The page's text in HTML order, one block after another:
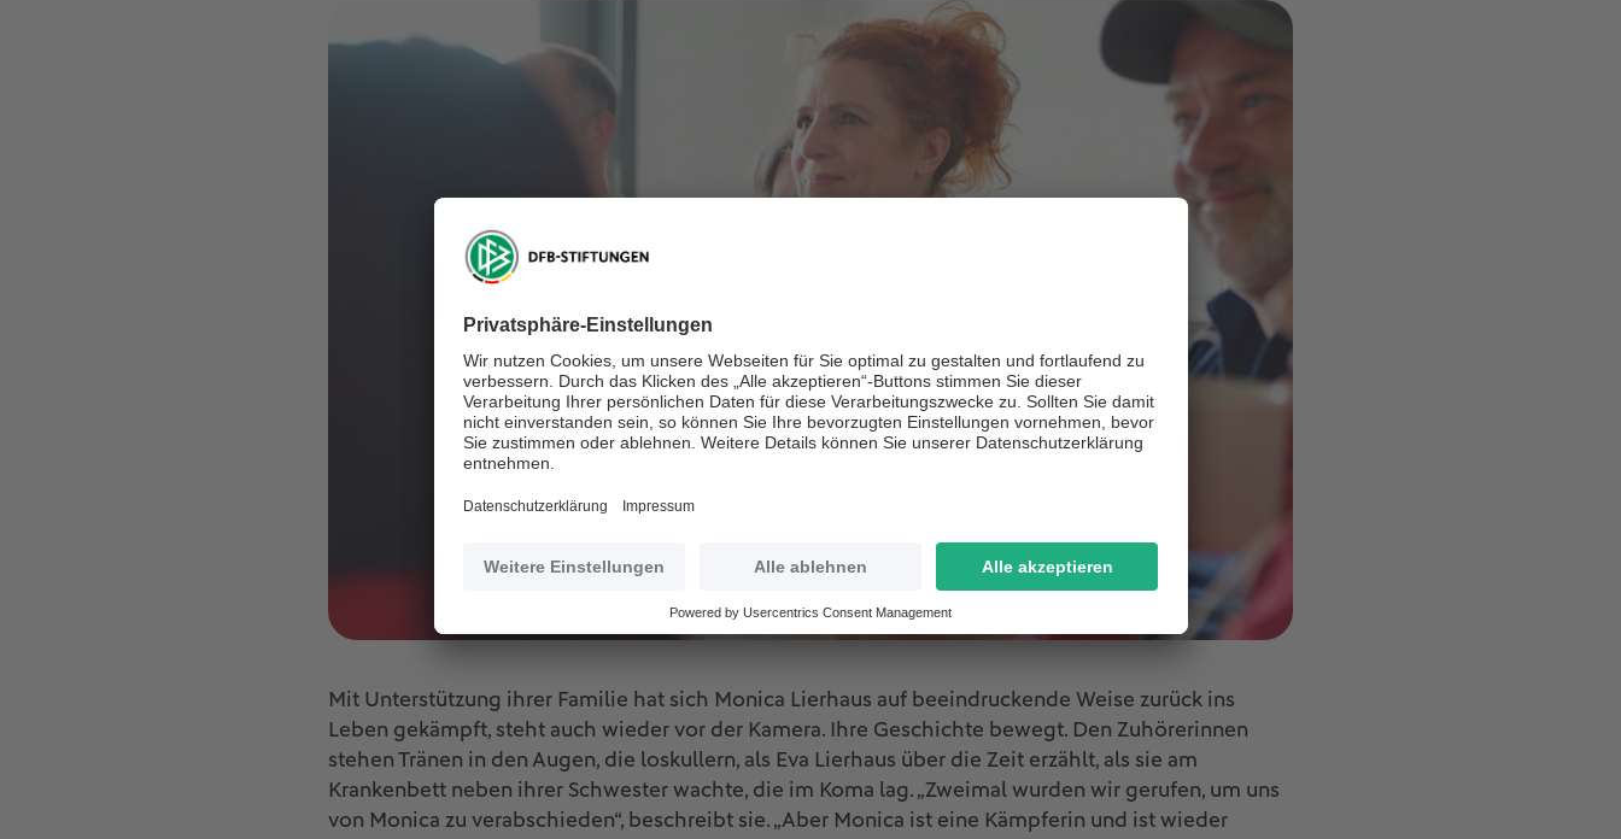
Mit Unterstützung ihrer Familie hat sich Monica Lierhaus auf beeindruckende Weise zurück ins
Leben gekämpft, steht auch wieder vor der Kamera. Ihre Geschichte bewegt. Den Zuhörerinnen
stehen Tränen in den Augen, die loskullern, als Eva Lierhaus über die Zeit erzählt, als sie am
Krankenbett neben ihrer Schwester wachte, die im Koma lag. „Zweimal wurden wir gerufen, um uns
von Monica zu verabschieden“, beschreibt sie. „Aber Monica ist eine Kämpferin und ist wieder